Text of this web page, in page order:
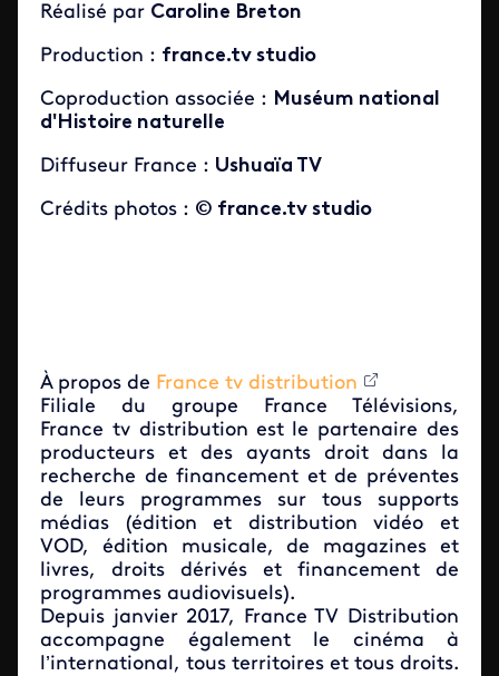
Réalisé par Caroline Breton
Production : france.tv studio
Coproduction associée : Muséum national
d'Histoire naturelle
Diffuseur France : Ushuaïa TV
Crédits photos : © france.tv studio
À propos de France tv distribution
Filiale du groupe France Télévisions,
France tv distribution est le partenaire des
producteurs et des ayants droit dans la
recherche de financement et de préventes
de leurs programmes sur tous supports
médias (édition et distribution vidéo et
VOD, édition musicale, de magazines et
livres, droits dérivés et financement de
programmes audiovisuels).
Depuis janvier 2017, France TV Distribution
accompagne également le cinéma à
l’international, tous territoires et tous droits.